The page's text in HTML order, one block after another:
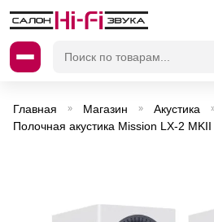
Главная » Магазин » Акустика
Полочная акустика Mission LX-2